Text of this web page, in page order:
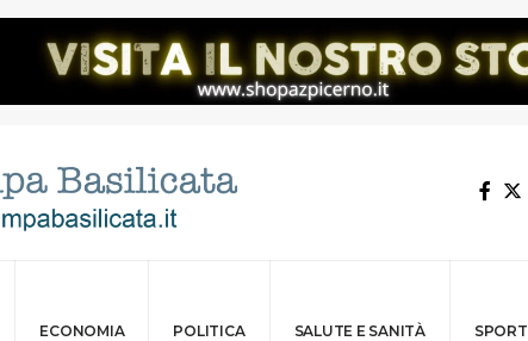
ECONOMIA POLITICA SALUTE E SANITÀ SPORT